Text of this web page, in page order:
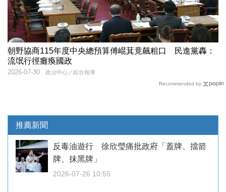
朝野協商115年度中央總預算傅崐萁竟飆粗口 民進黨轟：
流氓行徑癱瘓國政
政治中心／綜合報導
2026-07-30
Recommended by
推薦新聞
反毒油遊行 徐欣瑩痛批政府「蓋牌、擋箭
牌、抹黑牌」
2026-07-26 10:55